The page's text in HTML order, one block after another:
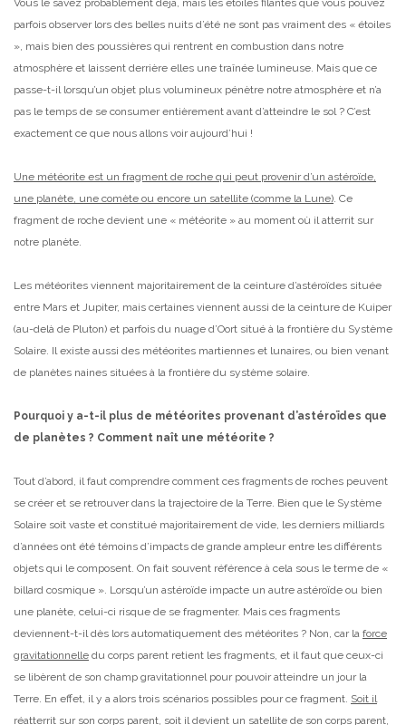
Vous le savez probablement déjà, mais les étoiles filantes que vous pouvez
parfois observer lors des belles nuits d’été ne sont pas vraiment des « étoiles
», mais bien des poussières qui rentrent en combustion dans notre
atmosphère et laissent derrière elles une traînée lumineuse. Mais que ce
passe-t-il lorsqu’un objet plus volumineux pénètre notre atmosphère et n’a
pas le temps de se consumer entièrement avant d’atteindre le sol ? C’est
exactement ce que nous allons voir aujourd’hui !
Une météorite est un fragment de roche qui peut provenir d’un astéroïde,
une planète, une comète ou encore un satellite (comme la Lune). Ce
fragment de roche devient une « météorite » au moment où il atterrit sur
notre planète.
Les météorites viennent majoritairement de la ceinture d’astéroïdes située
entre Mars et Jupiter, mais certaines viennent aussi de la ceinture de Kuiper
(au-delà de Pluton) et parfois du nuage d’Oort situé à la frontière du Système
Solaire. Il existe aussi des météorites martiennes et lunaires, ou bien venant
de planètes naines situées à la frontière du système solaire.
Pourquoi y a-t-il plus de météorites provenant d’astéroïdes que
de planètes ? Comment naît une météorite ?
Tout d’abord, il faut comprendre comment ces fragments de roches peuvent
se créer et se retrouver dans la trajectoire de la Terre. Bien que le Système
Solaire soit vaste et constitué majoritairement de vide, les derniers milliards
d’années ont été témoins d’impacts de grande ampleur entre les différents
objets qui le composent. On fait souvent référence à cela sous le terme de «
billard cosmique ». Lorsqu’un astéroïde impacte un autre astéroïde ou bien
une planète, celui-ci risque de se fragmenter. Mais ces fragments
deviennent-t-il dès lors automatiquement des météorites ? Non, car la force
gravitationnelle du corps parent retient les fragments, et il faut que ceux-ci
se libèrent de son champ gravitationnel pour pouvoir atteindre un jour la
Terre. En effet, il y a alors trois scénarios possibles pour ce fragment. Soit il
réatterrit sur son corps parent, soit il devient un satellite de son corps parent,